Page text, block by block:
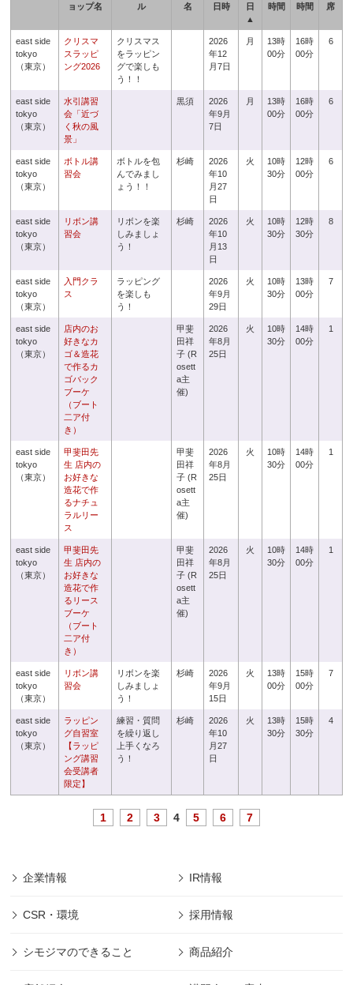
ョップ名
ル
名
日時
日
▲
時間
時間
席
east side
tokyo
（東京）
クリスマ
スラッピ
ング2026
クリスマス
をラッピン
グで楽しも
う！！
2026
年12
月7日
月
13時
00分
16時
00分
6
east side
tokyo
（東京）
水引講習
会「近づ
く秋の風
景」
黒須
2026
年9月
7日
月
13時
00分
16時
00分
6
east side
tokyo
（東京）
ボトル講
習会
ボトルを包
んでみまし
ょう！！
杉崎
2026
年10
月27
日
火
10時
30分
12時
00分
6
east side
tokyo
（東京）
リボン講
習会
リボンを楽
しみましょ
う！
杉崎
2026
年10
月13
日
火
10時
30分
12時
30分
8
east side
tokyo
（東京）
入門クラ
ス
ラッピング
を楽しも
う！
2026
年9月
29日
火
10時
30分
13時
00分
7
east side
tokyo
（東京）
店内のお
好きなカ
ゴ＆造花
で作るカ
ゴバック
ブーケ
（ブート
二ア付
き）
甲斐
田祥
子 (R
osett
a主
催)
2026
年8月
25日
火
10時
30分
14時
00分
1
east side
tokyo
（東京）
甲斐田先
生 店内の
お好きな
造花で作
るナチュ
ラルリー
ス
甲斐
田祥
子 (R
osett
a主
催)
2026
年8月
25日
火
10時
30分
14時
00分
1
east side
tokyo
（東京）
甲斐田先
生 店内の
お好きな
造花で作
るリース
ブーケ
（ブート
二ア付
き）
甲斐
田祥
子 (R
osett
a主
催)
2026
年8月
25日
火
10時
30分
14時
00分
1
east side
tokyo
（東京）
リボン講
習会
リボンを楽
しみましょ
う！
杉崎
2026
年9月
15日
火
13時
00分
15時
00分
7
east side
tokyo
（東京）
ラッピン
グ自習室
【ラッピ
ング講習
会受講者
限定】
練習・質問
を繰り返し
上手くなろ
う！
杉崎
2026
年10
月27
日
火
13時
30分
15時
30分
4
1 2 3 4 5 6 7
企業情報 IR情報
CSR・環境 採用情報
シモジマのできること 商品紹介